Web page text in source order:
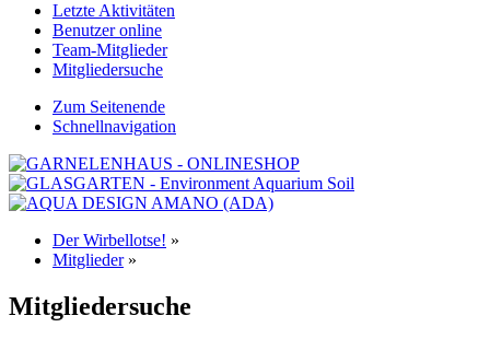
Letzte Aktivitäten
Benutzer online
Team-Mitglieder
Mitgliedersuche
Zum Seitenende
Schnellnavigation
Der Wirbellotse! »
Mitglieder »
Mitgliedersuche